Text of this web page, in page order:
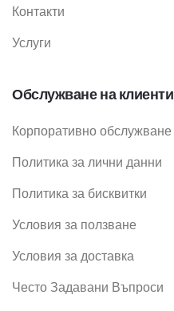
Контакти
Услуги
Обслужване на клиенти
Корпоративно обслужване
Политика за лични данни
Политика за бисквитки
Условия за ползване
Условия за доставка
Често Задавани Въпроси